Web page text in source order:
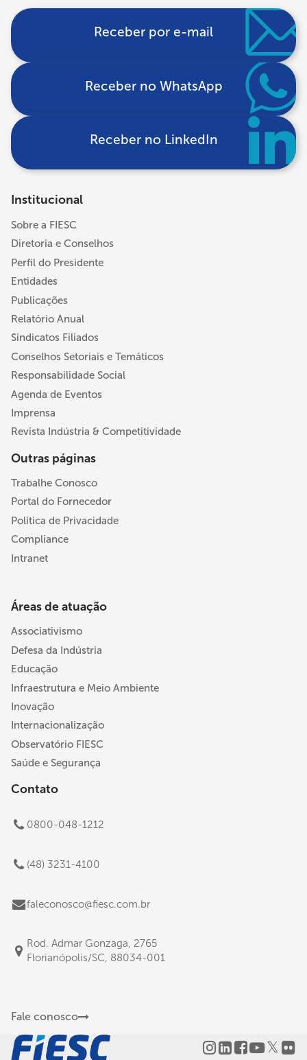
Receber por e-mail
Receber no WhatsApp
Receber no LinkedIn
Institucional
Sobre a FIESC
Diretoria e Conselhos
Perfil do Presidente
Entidades
Publicações
Relatório Anual
Sindicatos Filiados
Conselhos Setoriais e Temáticos
Responsabilidade Social
Agenda de Eventos
Imprensa
Revista Indústria & Competitividade
Outras páginas
Trabalhe Conosco
Portal do Fornecedor
Política de Privacidade
Compliance
Intranet
Áreas de atuação
Associativismo
Defesa da Indústria
Educação
Infraestrutura e Meio Ambiente
Inovação
Internacionalização
Observatório FIESC
Saúde e Segurança
Contato
0800-048-1212
(48) 3231-4100
faleconosco@fiesc.com.br
Rod. Admar Gonzaga, 2765
Florianópolis/SC, 88034-001
Fale conosco